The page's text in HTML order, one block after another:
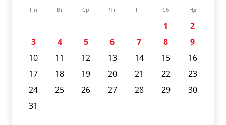
Пн Вт Ср Чт Пт Сб Нд
1
2
3
4 5 6 7 8
9
10
11 12 13 14 15
16
17
18 19 20 21 22
23
24
25 26 27 28 29
30
31